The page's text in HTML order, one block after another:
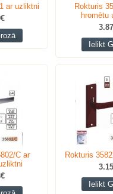
ar uzliktni
Rokturis
hromētu
Ielikt
C ar
Rokturis
Ielikt